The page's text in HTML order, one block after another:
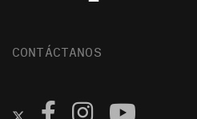
CONTÁCTANOS